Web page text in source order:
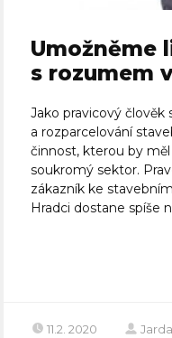
Umožněme
s rozumem
Jako pravicový
a rozparcelování
činnost, kterou by
soukromý sektor.
zákazník ke
Hradci dostane spíše
11.2. 2020